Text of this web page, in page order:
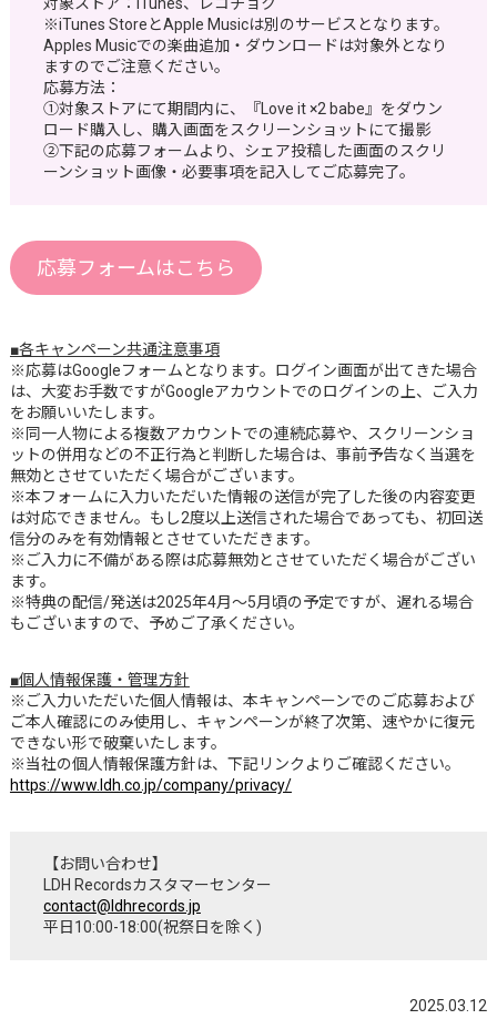
※iTunes StoreとApple Musicは別のサービスとなります。
Apples Musicでの楽曲追加・ダウンロードは対象外となり
ますのでご注意ください。
応募方法：
①対象ストアにて期間内に、『Love it ×2 babe』をダウン
ロード購入し、購入画面をスクリーンショットにて撮影
②下記の応募フォームより、シェア投稿した画面のスクリ
ーンショット画像・必要事項を記入してご応募完了。
応募フォームはこちら
■各キャンペーン共通注意事項
※応募はGoogleフォームとなります。ログイン画面が出てきた場合
は、大変お手数ですがGoogleアカウントでのログインの上、ご入力
をお願いいたします。
※同一人物による複数アカウントでの連続応募や、スクリーンショ
ットの併用などの不正行為と判断した場合は、事前予告なく当選を
無効とさせていただく場合がございます。
※本フォームに入力いただいた情報の送信が完了した後の内容変更
は対応できません。もし2度以上送信された場合であっても、初回送
信分のみを有効情報とさせていただきます。
※ご入力に不備がある際は応募無効とさせていただく場合がござい
ます。
※特典の配信/発送は2025年4月～5月頃の予定ですが、遅れる場合
もございますので、予めご了承ください。
■個人情報保護・管理方針
※ご入力いただいた個人情報は、本キャンペーンでのご応募および
ご本人確認にのみ使用し、キャンペーンが終了次第、速やかに復元
できない形で破棄いたします。
※当社の個人情報保護方針は、下記リンクよりご確認ください。
https://www.ldh.co.jp/company/privacy/
【お問い合わせ】
LDH Recordsカスタマーセンター
contact@ldhrecords.jp
平日10:00-18:00(祝祭日を除く)
2025.03.12